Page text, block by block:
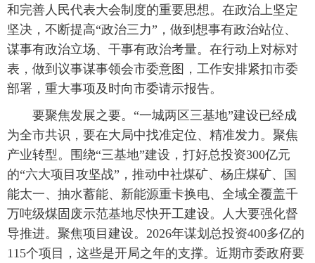
和完善人民代表大会制度的重要思想。在政治上坚定
坚决，不断提高“政治三力”，做到想事有政治站位、
谋事有政治立场、干事有政治考量。在行动上对标对
表，做到议事谋事领会市委意图，工作安排紧扣市委
部署，重大事项及时向市委请示报告。
要聚焦发展之要。“一城两区三基地”建设已经成
为全市共识，要在大局中找准定位、精准发力。聚焦
产业转型。围绕“三基地”建设，打好总投资300亿元
的“六大项目攻坚战”，推动中社煤矿、杨庄煤矿、国
能太一、抽水蓄能、新能源重卡换电、全域全覆盖千
万吨级煤固废示范基地尽快开工建设。人大要强化督
导推进。聚焦项目建设。2026年谋划总投资400多亿的
115个项目，这些是开局之年的支撑。近期市委政府要